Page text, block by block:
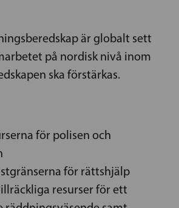
är globalt sett
på nordisk nivå inom
ska förstärkas.
för polisen och
för rättshjälp
resurser för ett